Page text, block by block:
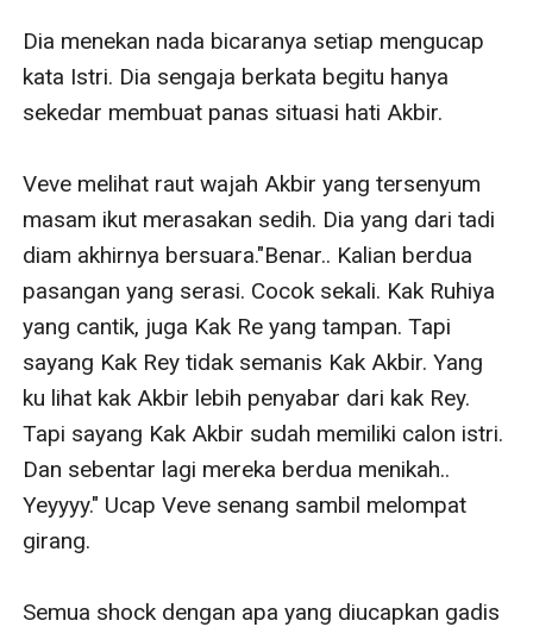
Dia menekan nada bicaranya setiap mengucap
kata Istri. Dia sengaja berkata begitu hanya
sekedar membuat panas situasi hati Akbir.
Veve melihat raut wajah Akbir yang tersenyum
masam ikut merasakan sedih. Dia yang dari tadi
diam akhirnya bersuara."Benar.. Kalian berdua
pasangan yang serasi. Cocok sekali. Kak Ruhiya
yang cantik, juga Kak Re yang tampan. Tapi
sayang Kak Rey tidak semanis Kak Akbir. Yang
ku lihat kak Akbir lebih penyabar dari kak Rey.
Tapi sayang Kak Akbir sudah memiliki calon istri.
Dan sebentar lagi mereka berdua menikah..
Yeyyyy." Ucap Veve senang sambil melompat
girang.
Semua shock dengan apa yang diucapkan gadis